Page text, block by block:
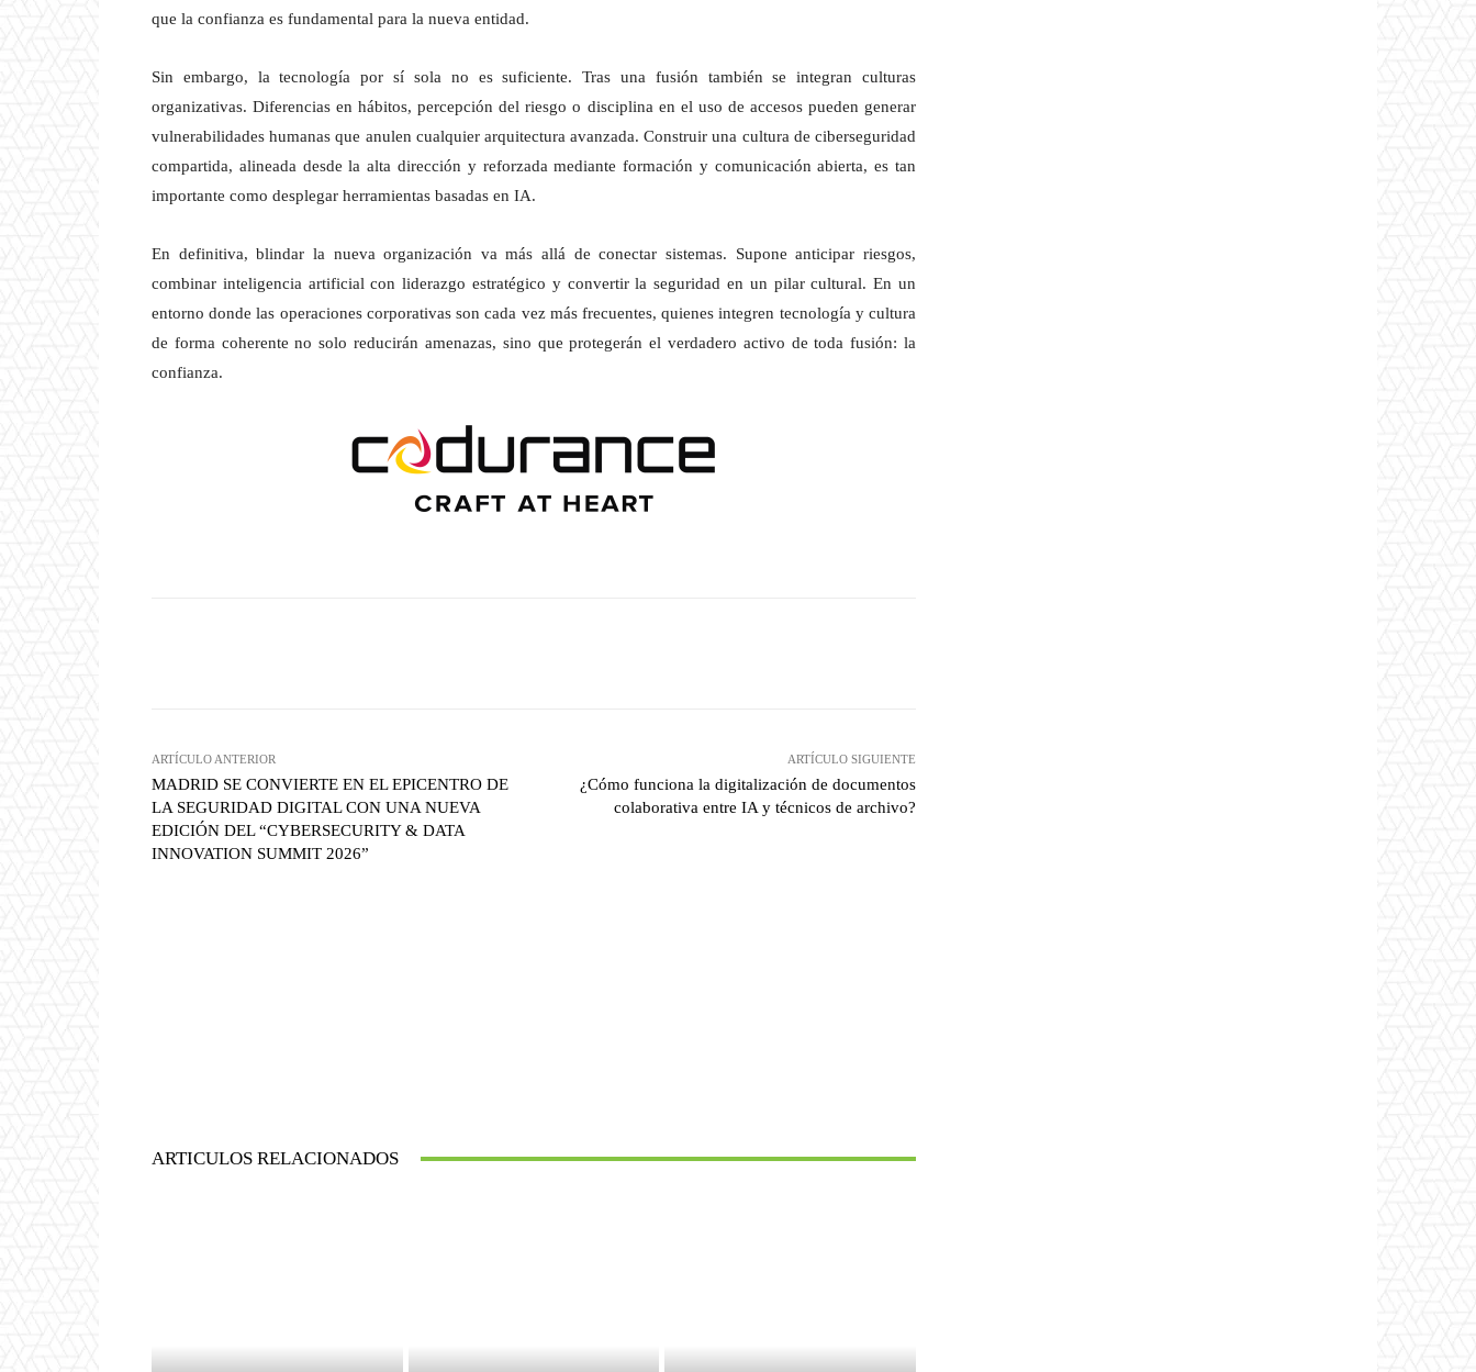
que la confianza es fundamental para la nueva entidad.
Sin embargo, la tecnología por sí sola no es suficiente. Tras una fusión también se integran culturas
organizativas. Diferencias en hábitos, percepción del riesgo o disciplina en el uso de accesos pueden generar
vulnerabilidades humanas que anulen cualquier arquitectura avanzada. Construir una cultura de ciberseguridad
compartida, alineada desde la alta dirección y reforzada mediante formación y comunicación abierta, es tan
importante como desplegar herramientas basadas en IA.
En definitiva, blindar la nueva organización va más allá de conectar sistemas. Supone anticipar riesgos,
combinar inteligencia artificial con liderazgo estratégico y convertir la seguridad en un pilar cultural. En un
entorno donde las operaciones corporativas son cada vez más frecuentes, quienes integren tecnología y cultura
de forma coherente no solo reducirán amenazas, sino que protegerán el verdadero activo de toda fusión: la
confianza.
ARTÍCULO ANTERIOR
MADRID SE CONVIERTE EN EL EPICENTRO DE
LA SEGURIDAD DIGITAL CON UNA NUEVA
EDICIÓN DEL “CYBERSECURITY & DATA
INNOVATION SUMMIT 2026”
ARTÍCULO SIGUIENTE
¿Cómo funciona la digitalización de documentos
colaborativa entre IA y técnicos de archivo?
ARTICULOS RELACIONADOS